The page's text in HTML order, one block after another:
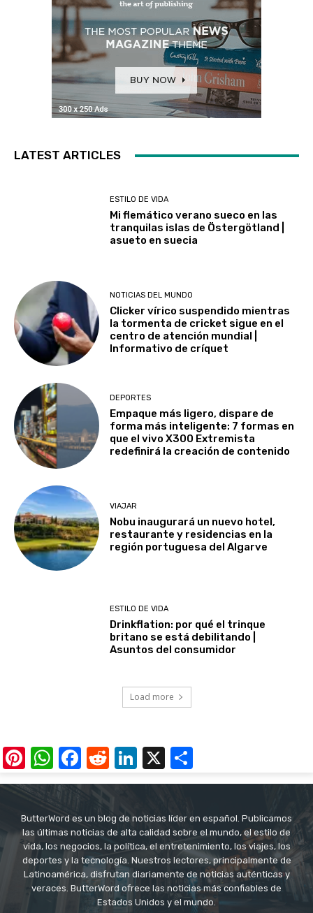
LATEST ARTICLES
ESTILO DE VIDA
Mi flemático verano sueco en las
tranquilas islas de Östergötland |
asueto en suecia
NOTICIAS DEL MUNDO
Clicker vírico suspendido mientras
la tormenta de cricket sigue en el
centro de atención mundial |
Informativo de críquet
DEPORTES
Empaque más ligero, dispare de
forma más inteligente: 7 formas en
que el vivo X300 Extremista
redefinirá la creación de contenido
VIAJAR
Nobu inaugurará un nuevo hotel,
restaurante y residencias en la
región portuguesa del Algarve
ESTILO DE VIDA
Drinkflation: por qué el trinque
britano se está debilitando |
Asuntos del consumidor
Load more
Pinterest
WhatsApp
Facebook
RedditLinkedIn
X
ButterWord es un blog de noticias líder en español. Publicamos
las últimas noticias de alta calidad sobre el mundo, el estilo de
vida, los negocios, la política, el entretenimiento, los viajes, los
deportes y la tecnología. Nuestros lectores, principalmente de
Latinoamérica, disfrutan diariamente de noticias auténticas y
veraces. ButterWord ofrece las noticias más confiables de
Estados Unidos y el mundo.